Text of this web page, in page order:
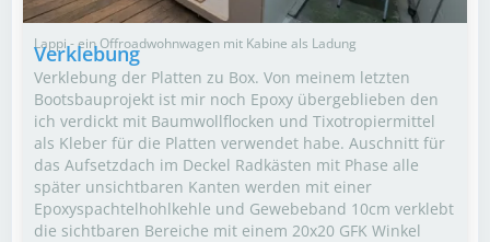
Lappi - ein Offroadwohnwagen mit Kabine als Ladung
Verklebung
Verklebung der Platten zu Box. Von meinem letzten
Bootsbauprojekt ist mir noch Epoxy übergeblieben den
ich verdickt mit Baumwollflocken und Tixotropiermittel
als Kleber für die Platten verwendet habe. Auschnitt für
das Aufsetzdach im Deckel Radkästen mit Phase alle
später unsichtbaren Kanten werden mit einer
Epoxyspachtelhohlkehle und Gewebeband 10cm verklebt
die sichtbaren Bereiche mit einem 20x20 GFK Winkel